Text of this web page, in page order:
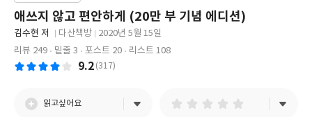
애쓰지 않고 편안하게 (20만 부 기념 에디션)
글
쓴
김수현 저
출
판
사
다산책방
출
일
2020년 5월 15일
리뷰 249
밑줄 3 포스트 20 리스트 108
9.2 (317)
읽고싶어요